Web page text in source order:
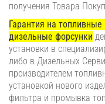
получения Товара
Гарантия на
дизельные форсунки
установки в
либо в Дизельных
производителем
установкой нового
фильтра и промывка